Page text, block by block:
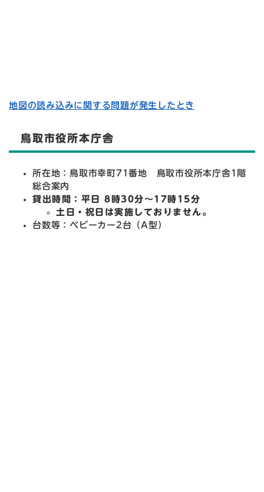
地図の読み込みに関する問題が発生したとき
鳥取市役所本庁舎
所在地：鳥取市幸町71番地 鳥取市役所本庁舎1階
総合案内
貸出時間：平日 8時30分～17時15分
土日・祝日は実施しておりません。
台数等：ベビーカー2台（A型）